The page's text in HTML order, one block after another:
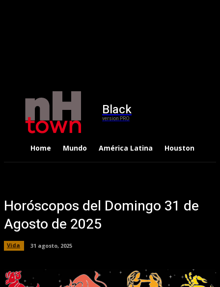
Black
version PRO
Home Mundo América Latina Houston
Horóscopos del Domingo 31 de
Agosto de 2025
Vida 31 agosto, 2025